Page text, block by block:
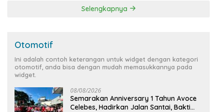
Selengkapnya
Otomotif
Ini adalah contoh keterangan untuk widget dengan kategori
otomotif, anda bisa dengan mudah memasukkannya pada
widget.
08/08/2026
Semarakan Anniversary 1 Tahun Avoce
Celebes, Hadirkan Jalan Santai, Bakti